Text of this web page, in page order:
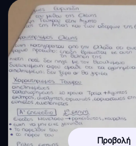
Προβολή